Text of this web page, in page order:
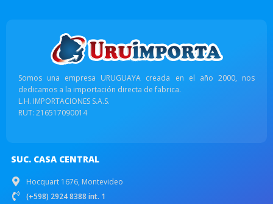
Somos una empresa URUGUAYA creada en el año 2000, nos
dedicamos a la importación directa de fabrica.
L.H. IMPORTACIONES S.A.S.
RUT: 216517090014
SUC. CASA CENTRAL
Hocquart 1676, Montevideo
(+598) 2924 8388 int. 1